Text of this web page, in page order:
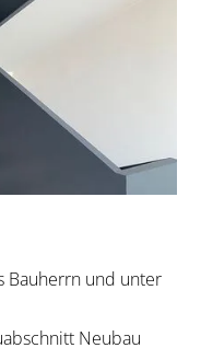
Bauherrn und unter
Neubau